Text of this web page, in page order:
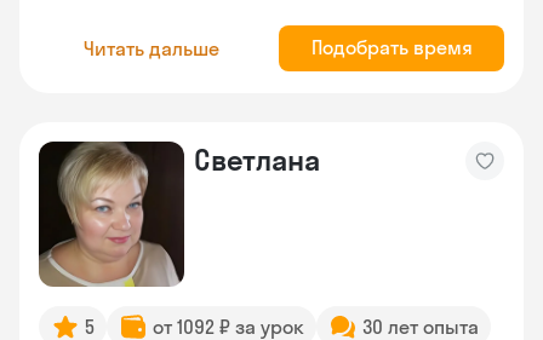
Читать дальше Подобрать время
Светлана
5 от 1092 ₽ за урок
30 лет опыта